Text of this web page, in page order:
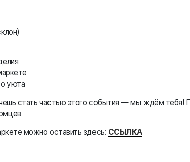
уюта
стать частью этого события — мы ждём тебя!
можно оставить здесь: ССЫЛКА